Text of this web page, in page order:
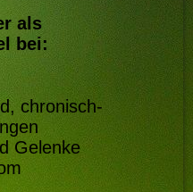
als
bei:
chronisch-
Gelenke